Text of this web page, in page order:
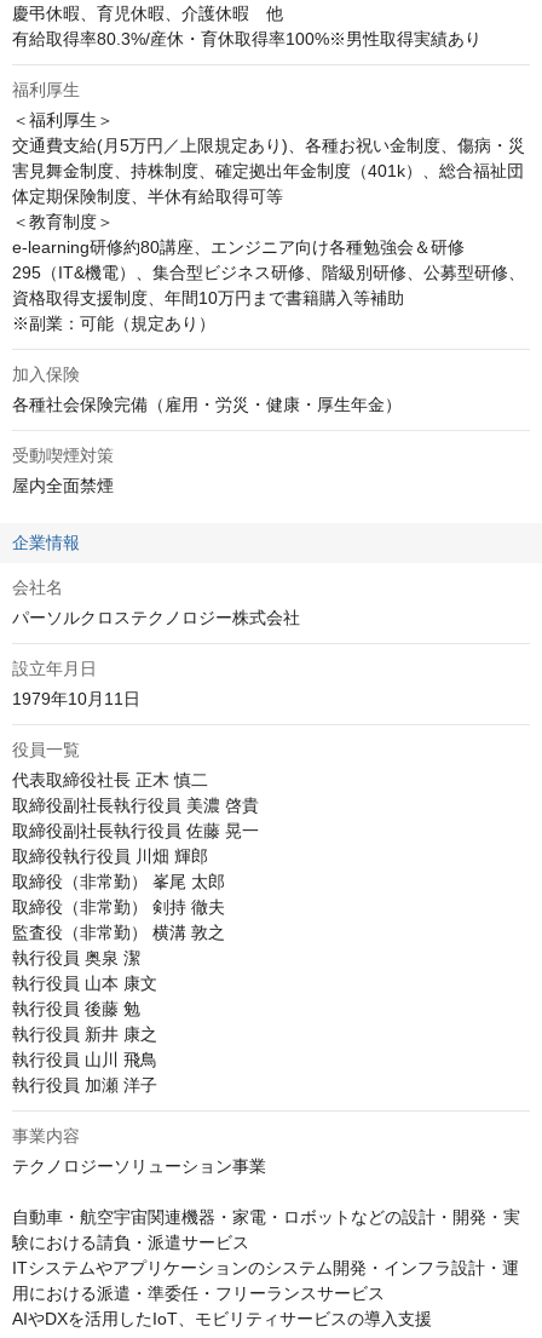
慶弔休暇、育児休暇、介護休暇　他
有給取得率80.3%/産休・育休取得率100%※男性取得実績あり
福利厚生
＜福利厚生＞
交通費支給(月5万円／上限規定あり)、各種お祝い金制度、傷病・災
害見舞金制度、持株制度、確定拠出年金制度（401k）、総合福祉団
体定期保険制度、半休有給取得可等
＜教育制度＞
e-learning研修約80講座、エンジニア向け各種勉強会＆研修
295（IT&機電）、集合型ビジネス研修、階級別研修、公募型研修、
資格取得支援制度、年間10万円まで書籍購入等補助
※副業：可能（規定あり）
加入保険
各種社会保険完備（雇用・労災・健康・厚生年金）
受動喫煙対策
屋内全面禁煙
企業情報
会社名
パーソルクロステクノロジー株式会社
設立年月日
1979年10月11日
役員一覧
代表取締役社長 正木 慎二
取締役副社長執行役員 美濃 啓貴
取締役副社長執行役員 佐藤 晃一
取締役執行役員 川畑 輝郎
取締役（非常勤） 峯尾 太郎
取締役（非常勤） 剣持 徹夫
監査役（非常勤） 横溝 敦之
執行役員 奥泉 潔
執行役員 山本 康文
執行役員 後藤 勉
執行役員 新井 康之
執行役員 山川 飛鳥
執行役員 加瀬 洋子
事業内容
テクノロジーソリューション事業
自動車・航空宇宙関連機器・家電・ロボットなどの設計・開発・実
験における請負・派遣サービス
ITシステムやアプリケーションのシステム開発・インフラ設計・運
用における派遣・準委任・フリーランスサービス
AIやDXを活用したIoT、モビリティサービスの導入支援